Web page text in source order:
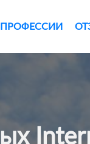
ПРОФЕССИИ